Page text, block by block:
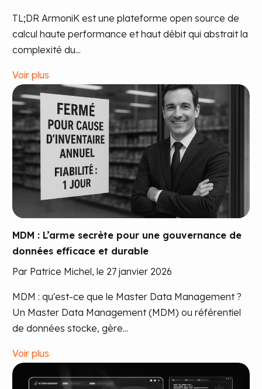
TL;DR ArmoniK est une plateforme open source de
calcul haute performance et haut débit qui abstrait la
complexité du...
Voir plus
MDM : L’arme secrète pour une gouvernance de
données efficace et durable
Par Patrice Michel, le 27 janvier 2026
MDM : qu'est-ce que le Master Data Management ?
Un Master Data Management (MDM) ou référentiel
de données stocke, gère...
Voir plus